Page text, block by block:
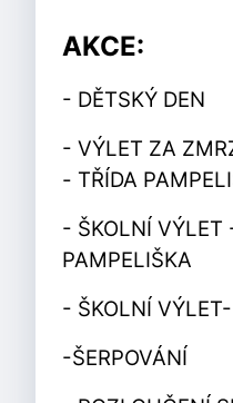
AKCE:
- DĚTSKÝ DEN
- VÝLET ZA
- TŘÍDA
- ŠKOLNÍ VÝLET
PAMPELIŠKA
- ŠKOLNÍ
-ŠERPOVÁNÍ